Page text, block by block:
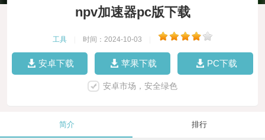
npv加速器pc版下载
工具 时间：2024-10-03
安卓下载 苹果下载 PC下载
安卓市场，安全绿色
简介 排行